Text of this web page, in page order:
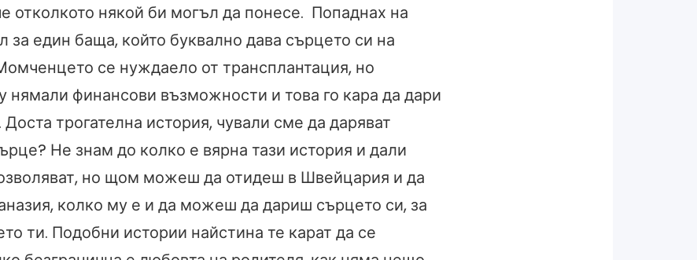
отколкото някой би могъл да понесе. Попаднах на
за един баща, който буквално дава сърцето си на
се нуждаело от трансплантация, но
нямали финансови възможности и това го кара да дари
трогателна история, чували сме да даряват
Не знам до колко е вярна тази история и дали
но щом можеш да отидеш в Швейцария и да
колко му е и да можеш да дариш сърцето си, за
ти. Подобни истории найстина те карат да се